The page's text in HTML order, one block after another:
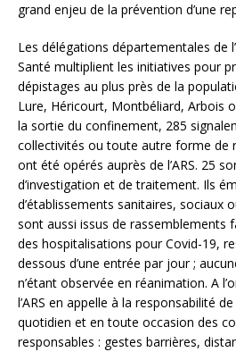
grand enjeu de la prévention d’une
Les délégations départementales de
Santé multiplient les initiatives pour
dépistages au plus près de la
Lure, Héricourt, Montbéliard, Arbois
la sortie du confinement, 285
collectivités ou toute autre forme de
ont été opérés auprès de l’ARS. 25
d’investigation et de traitement. Ils
d’établissements sanitaires, sociaux
sont aussi issus de rassemblements
des hospitalisations pour Covid-19,
dessous d’une entrée par jour ;
n’étant observée en réanimation. A
l’ARS en appelle à la responsabilité
quotidien et en toute occasion des
responsables : gestes barrières,